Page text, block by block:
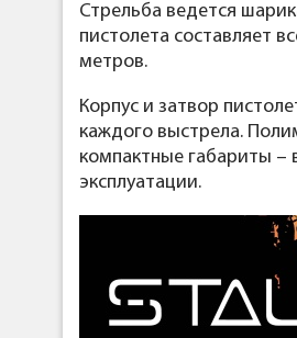
Стрельба ведется
пистолета составляет
метров.
Корпус и затвор
каждого выстрела.
компактные габариты –
эксплуатации.